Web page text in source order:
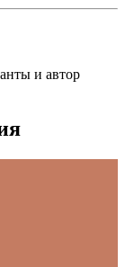
и автор